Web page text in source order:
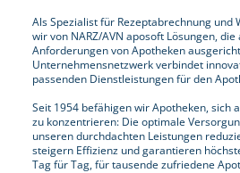
Als Spezialist für Rezeptabrechnung und
wir von NARZ/AVN aposoft Lösungen,
Anforderungen von Apotheken
Unternehmensnetzwerk verbindet
passenden Dienstleistungen für den
Seit 1954 befähigen wir Apotheken, sich
zu konzentrieren: Die optimale
unseren durchdachten Leistungen
steigern Effizienz und garantieren
Tag für Tag, für tausende zufriedene